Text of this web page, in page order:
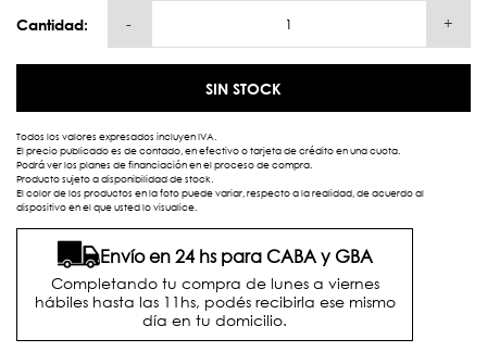
Cantidad: - +
SIN STOCK
Todos los valores expresados incluyen IVA.
El precio publicado es de contado, en efectivo o tarjeta de crédito en una cuota.
Podrá ver los planes de financiación en el proceso de compra.
Producto sujeto a disponibilidad de stock.
El color de los productos en la foto puede variar, respecto a la realidad, de acuerdo al
dispositivo en el que usted lo visualice.
Envío en 24 hs para CABA y GBA
Completando tu compra de lunes a viernes
hábiles hasta las 11hs, podés recibirla ese mismo
día en tu domicilio.